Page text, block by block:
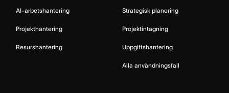
AI-arbetshantering
Projekthantering
Resurshantering
Strategisk planering
Projektintagning
Uppgiftshantering
Alla användningsfall